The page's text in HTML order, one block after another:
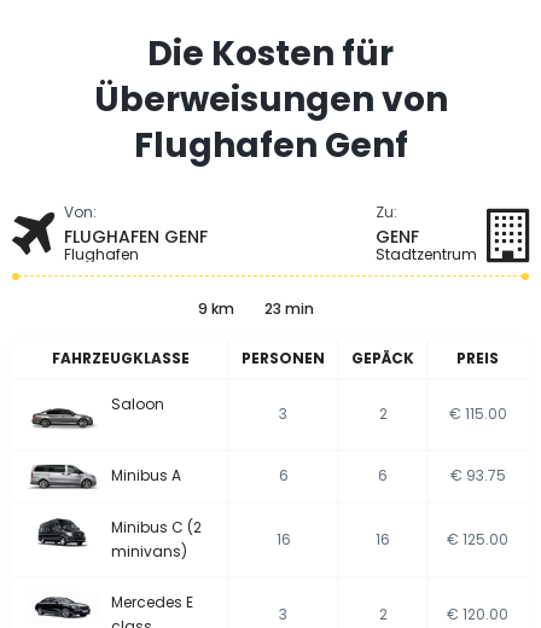
Die Kosten für
Überweisungen von
Flughafen Genf
Von:
FLUGHAFEN GENF
Flughafen
Zu:
GENF
Stadtzentrum
9 km 23 min
FAHRZEUGKLASSE PERSONEN GEPÄCK PREIS
Saloon 3 2 € 115.00
Minibus A 6 6 € 93.75
Minibus C (2
minivans)
16 16 € 125.00
Mercedes E
3 2 € 120.00